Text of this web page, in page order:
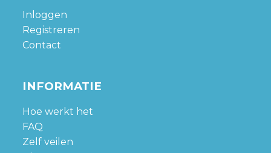
Inloggen
Registreren
Contact
INFORMATIE
Hoe werkt het
FAQ
Zelf veilen